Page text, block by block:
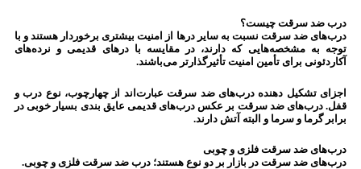
درب ضد سرقت چیست؟
درب‌های ضد سرقت نسبت به سایر درها از امنیت بیشتری برخوردار هستند و با
توجه به مشخصه‌هایی که دارند، در مقایسه با درهای قدیمی و نرده‌های
آکاردئونی برای تأمین امنیت تأثیرگذارتر می‌باشند.
اجزای تشکیل دهنده درب‌های ضد سرقت عبارت‌اند از چهارچوب، نوع درب و
قفل. درب‌های ضد سرقت بر عکس درب‌های قدیمی عایق بندی بسیار خوبی در
برابر گرما و سرما و البته آتش دارند.
درب‌های ضد سرقت فلزی و چوبی
درب‌های ضد سرقت در بازار بر دو نوع هستند؛ درب ضد سرقت فلزی و چوبی.